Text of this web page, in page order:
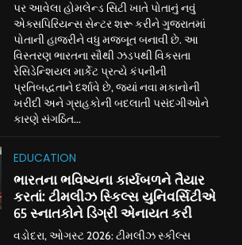
પર આવેલા હોમલેન્ડ સિટી ખાતે પોતાનું નવું
એક્સપિરિયન્સ સેન્ટર શરૂ કરીને ગુજરાતમાં
પોતાની હાજરીને વધુ મજબૂત બનાવી છે. આ
વિસ્તરણ ભારતના સૌથી ઝડપથી વિકસતા
રેસિડેન્શિયલ માર્કેટ પ્રત્યે કંપનીની
પ્રતિબદ્ધતાને દર્શાવે છે, જ્યાં નવા મકાનોની
ખરીદી અને ગ્રાહકોની બદલાતી પસંદગીઓને
કારણે સંગઠિત...
EDUCATION
ભારતના ભવિષ્યના કાર્યબળને તૈયાર
કરતાં: ટીમલીઝ સ્કિલ્સ યુનિવર્સિટીએ
65 સ્નાતકોને ડિગ્રી એનાયત કરી
વડોદરા, ઓગસ્ટ 2026: ટીમલીઝ સ્કીલ્સ